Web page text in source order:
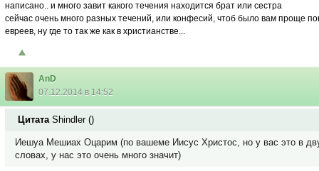
написано.. и много завит какого течения находится брат или сестра
сейчас очень много разных течений, или конфесий, чтоб было вам проще
евреев, ну где то так же как в христианстве...
AnD
07.12.2014 в 14:52
Цитата Shindler()
Иешуа Мешиах Оцарим (по вашеме Иисус Христос, но у вас это в
словах, у нас это очень много значит)